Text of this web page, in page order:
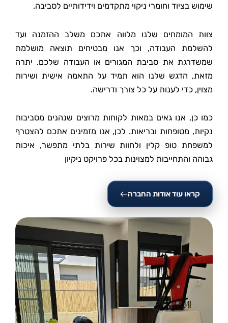
שימוש בציוד וחומרי ניקוי מתקדמים וידידותיים לסביבה.
צוות המומחים שלנו מלווה אתכם משלב ההזמנה ועד
להשלמת העבודה, וכך אנו מבטיחים תוצאה מושלמת
שמשדרגת את סביבת המגורים או העבודה שלכם. יתרה
מזאת, הדגש שלנו הוא תמיד על התאמה אישית ושירות
מצוין, כדי לענות על כל צורך ודרישה.
כמו כן, אנו גאים במאות לקוחות מרוצים שנהנים מסביבות
נקיות, מטופחות ובריאות. לכן, אנו מזמינים אתכם להצטרף
למשפחת טופ קלין ולחוות שירות בלתי מתפשר, איכות
גבוהה והתחייבות למצוינות בכל פרויקט ניקיון
קראו עוד אודות החברה